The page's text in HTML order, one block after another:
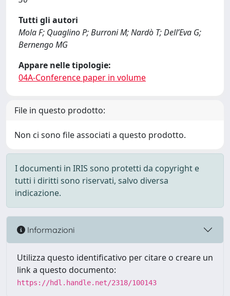
Tutti gli autori
Mola F; Quaglino P; Burroni M; Nardò T; Dell’Eva G;
Bernengo MG
Appare nelle tipologie:
04A-Conference paper in volume
File in questo prodotto:
Non ci sono file associati a questo prodotto.
I documenti in IRIS sono protetti da copyright e
tutti i diritti sono riservati, salvo diversa
indicazione.
Informazioni
Utilizza questo identificativo per citare o creare un
link a questo documento:
https://hdl.handle.net/2318/100143